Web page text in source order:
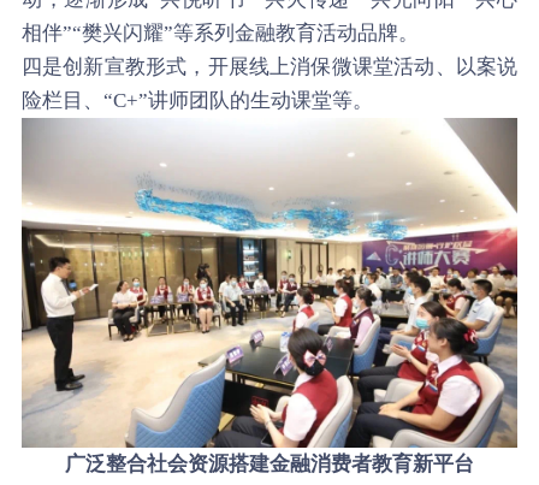
相伴”“樊兴闪耀”等系列金融教育活动品牌。
四是创新宣教形式，开展线上消保微课堂活动、以案说
险栏目、“C+”讲师团队的生动课堂等。
广泛整合社会资源搭建金融消费者教育新平台